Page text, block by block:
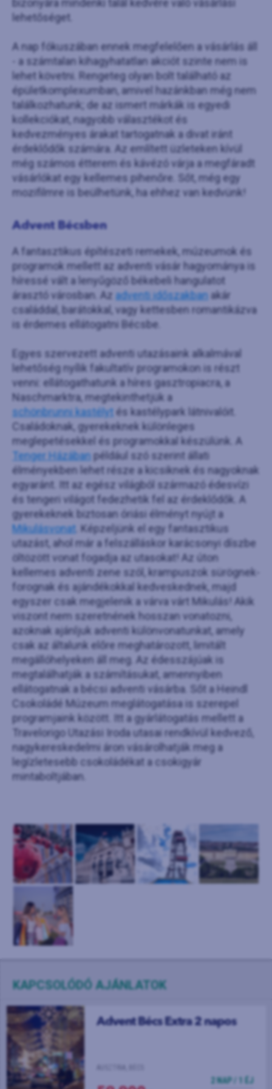
bizonyára mindenki talál kedvére való vásárlási
lehetőséget.
A nap fókuszában ennek megfelelően a vásárlás áll
- a számtalan kihagyhatatlan akciót szinte nem is
lehet követni. Rengeteg olyan bolt található az
épületkomplexumban, amivel hazánkban még nem
találkozhatunk; de az ismert márkák is egyedi
kollekciókat, nagyobb választékot és
kedvezményes árakat tartogatnak a divat iránt
érdeklődők számára. Az említett üzleteken kívül
még számos étterem és kávézó várja a megfáradt
vásárlókat egy kellemes pihenőre. Sőt, még egy
mozifilmre is beülhetünk, ha ehhez van kedvünk!
Advent Bécsben
A fantasztikus építészeti remekek, múzeumok és
programok mellett az adventi vásár hagyománya is
híressé vált a lenyűgöző békebeli hangulatot
árasztó városban. Az adventi időszakban akár
családdal, barátokkal, vagy kettesben romantikázva
is érdemes ellátogatni Bécsbe.
Egyes szervezett adventi utazásaink alkalmával
lehetőség nyílik fakultatív programokon is részt
venni: ellátogathatunk a híres gasztropiacra, a
Naschmarktra, megtekinthetjük a
schönbrunni kastélyt és kastélypark látnivalóit.
Családoknak, gyerekeknek különleges
meglepetésekkel és programokkal készülünk. A
Tenger Házábanpéldául szó szerint állati
élményekben lehet része a kicsiknek és nagyoknak
egyaránt. Itt az egész világból származó édesvízi
és tengeri világot fedezhetik fel az érdeklődők. A
gyerekeknek biztosan óriási élményt nyújt a
Mikulásvonat . Képzeljünk el egy fantasztikus
utazást, ahol már a felszálláskor karácsonyi díszbe
öltözött vonat fogadja az utasokat! Az úton
kellemes adventi zene szól, krampuszok sürögnek-
forognak és ajándékokkal kedveskednek, majd
egyszer csak megjelenik a várva várt Mikulás! Akik
viszont nem szeretnének hosszan vonatozni,
azoknak ajánljuk adventi különvonatunkat, amely
csak az általunk előre meghatározott, limitált
megállóhelyeken áll meg. Az édesszájúak is
megtalálhatják a számításukat, amennyiben
ellátogatnak a bécsi adventi vásárba. Sőt a Heindl
Csokoládé Múzeum meglátogatása is szerepel
programjaink között. Itt a gyárlátogatás mellett a
Travelorigo Utazási Iroda utasai rendkívül kedvező,
nagykereskedelmi áron vásárolhatják meg a
legízletesebb csokoládékat a csokigyár
mintaboltjában.
KAPCSOLÓDÓ AJÁNLATOK
Advent Bécs Extra 2 napos
2 NAP / 1 ÉJ